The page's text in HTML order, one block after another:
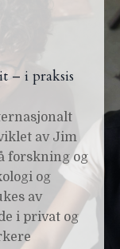
– i praksis
av Jim
forskning og
og
av
i privat og